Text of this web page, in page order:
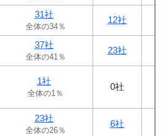
31社
全体の34％
12社
37社
全体の41％
23社
1社
全体の1％
0社
23社
全体の26％
6社